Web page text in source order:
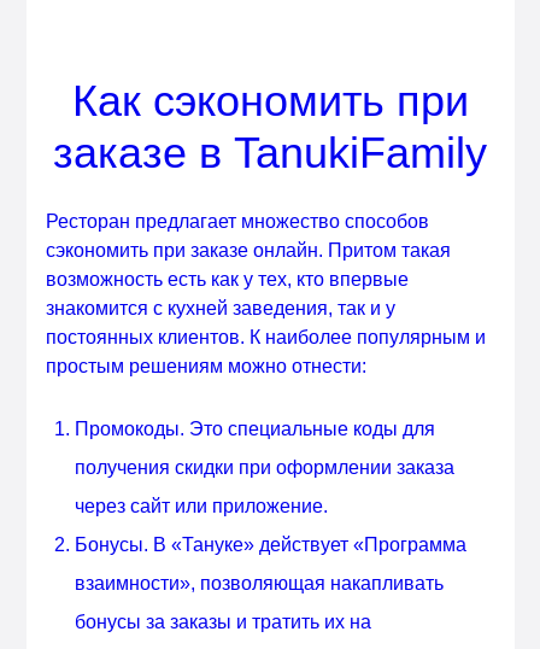
Как сэкономить при
заказе в TanukiFamily
Ресторан предлагает множество способов
сэкономить при заказе онлайн. Притом такая
возможность есть как у тех, кто впервые
знакомится с кухней заведения, так и у
постоянных клиентов. К наиболее популярным и
простым решениям можно отнести:
Промокоды. Это специальные коды для
получения скидки при оформлении заказа
через сайт или приложение.
Бонусы. В «Тануке» действует «Программа
взаимности», позволяющая накапливать
бонусы за заказы и тратить их на